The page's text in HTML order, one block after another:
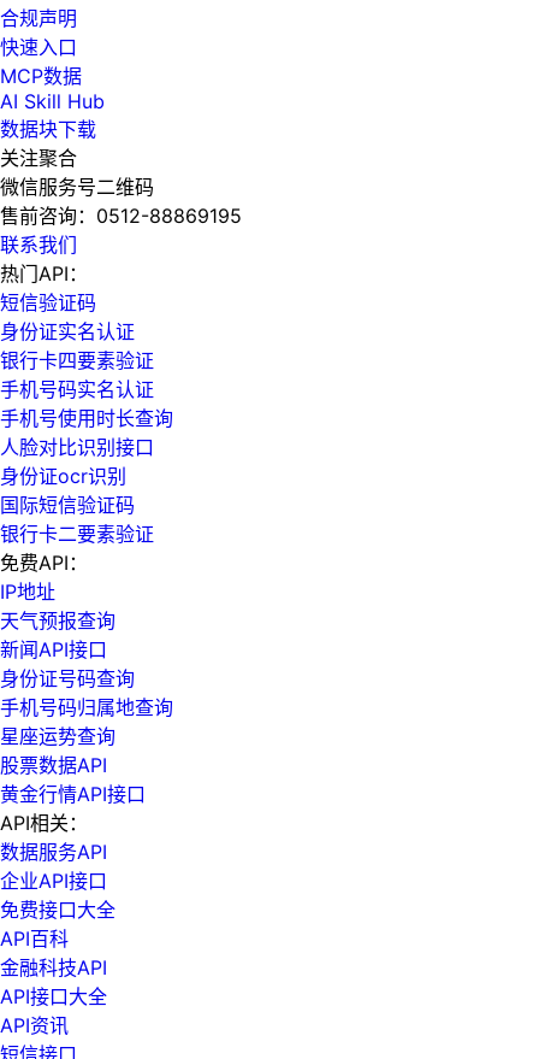
合规声明
快速入口
MCP数据
AI Skill Hub
数据块下载
关注聚合
微信服务号二维码
售前咨询： 0512-88869195
联系我们
热门API：
短信验证码
身份证实名认证
银行卡四要素验证
手机号码实名认证
手机号使用时长查询
人脸对比识别接口
身份证ocr识别
国际短信验证码
银行卡二要素验证
免费API：
IP地址
天气预报查询
新闻API接口
身份证号码查询
手机号码归属地查询
星座运势查询
股票数据API
黄金行情API接口
API相关：
数据服务API
企业API接口
免费接口大全
API百科
金融科技API
API接口大全
API资讯